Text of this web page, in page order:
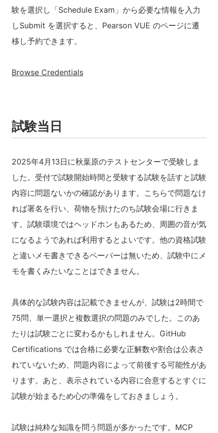
験を選択し「Schedule Exam」から必要な情報を入力
しSubmit を選択すると、Pearson VUE のページに遷
移し予約できます。
Browse Credentials
試験当日
2025年4月13日に秋葉原のテストセンターで受験しま
した。受付で試験開始時間と受験する試験を話すと試験
内容に問題ないかの確認があります。こちらで問題なけ
れば署名を行い、荷物を預けたのち試験会場に行きま
す。試験環境ではヘッドホンもあるため、周囲の音が気
になるようであれば利用するとよいです。他の資格試験
と違いメモ書きできるペーパーは無いため、試験中にメ
モを書くみたいなことはできません。
具体的な試験内容は記載できませんが、試験は2時間で
75問、単一選択と複数選択の問題のみでした。このあ
たりは試験ごとに変わるかもしれません。GitHub
Certifications では合格に必要な正解数や割合は公表さ
れていないため、問題内容によって前後する可能性があ
ります。あと、表示されている内容に合意するとすぐに
試験が始まるため心の準備をしておきましょう。
試験は純粋な知識を問う問題が多かったです。MCP